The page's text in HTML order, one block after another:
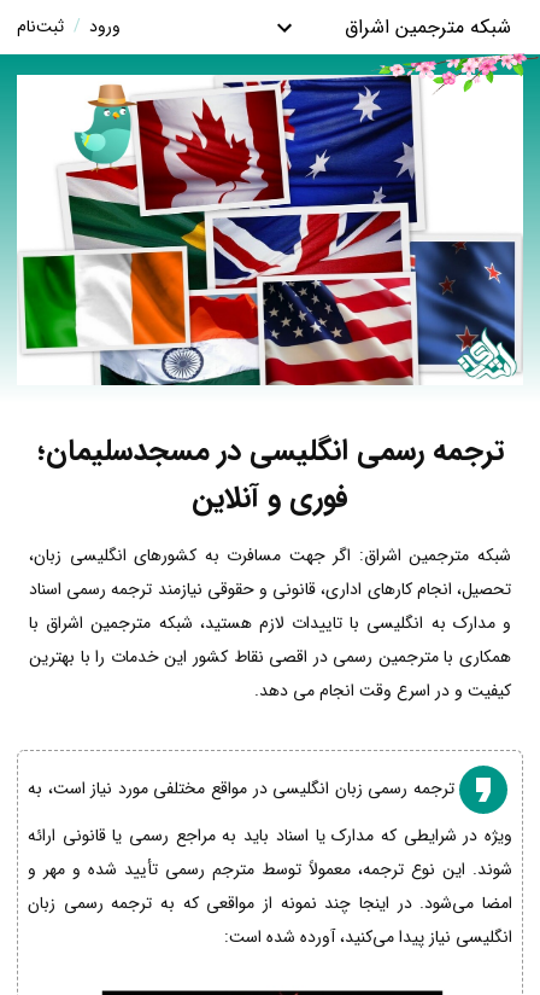
شبکه مترجمین اشراق ورود / ثبت‌نام
ترجمه رسمی انگلیسی در مسجدسلیمان؛
فوری و آنلاین
شبکه مترجمین اشراق: اگر جهت مسافرت به کشورهای انگلیسی زبان،
تحصیل، انجام کارهای اداری، قانونی و حقوقی نیازمند ترجمه رسمی اسناد
و مدارک به انگلیسی با تاییدات لازم هستید، شبکه مترجمین اشراق با
همکاری با مترجمین رسمی در اقصی نقاط کشور این خدمات را با بهترین
کیفیت و در اسرع وقت انجام می دهد.
ترجمه رسمی زبان انگلیسی در مواقع مختلفی مورد نیاز است، به
ویژه در شرایطی که مدارک یا اسناد باید به مراجع رسمی یا قانونی ارائه
شوند. این نوع ترجمه، معمولاً توسط مترجم رسمی تأیید شده و مهر و
امضا می‌شود. در اینجا چند نمونه از مواقعی که به ترجمه رسمی زبان
انگلیسی نیاز پیدا می‌کنید، آورده شده است: